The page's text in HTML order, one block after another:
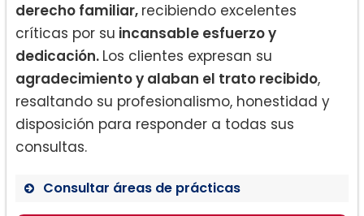
derecho familiar, recibiendo excelentes
críticas por su incansable esfuerzo y
dedicación. Los clientes expresan su
agradecimiento y alaban el trato recibido,
resaltando su profesionalismo, honestidad y
disposición para responder a todas sus
consultas.
Consultar áreas de prácticas